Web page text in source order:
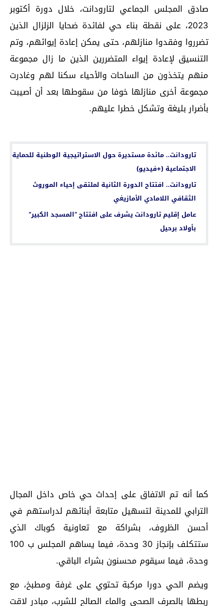
صادق المجلس الجماعي لتارودانت، خلال دورة أكتوبر
2023، على نقطة بناء حي لفائدة ضحايا الزلزال الذين
تضرروا وفقدوا منازلهم، حتى يمكن إعادة إيوائهم، وتم
التنسيق لإعادة إيواء المتضررين الذين ما زال مجموعة
منهم يتخذون من الساحات والأحياء سكنا لهم وغادرت
مجموعة أخرى منازلها خوفا من سقوطها بعد أن أصيبت
بأضرار بليغة وتشكل خطرا عليهم.
تارودانت.. مائدة مستديرة حول الاستراتيجية الوطنية للحماية
الاجتماعية (+فيديو)
تارودانت.. افتتاح الدورة الثانية لملتقى إحياء الموروث
الثقافي اللامادي الأمازيغي
عامل إقليم تارودانت يشرف على افتتاح “المسجد الكبير”
بأولاد برحيل
كما أنه تم الاتفاق على إحداث حي خاص داخل المجال
الترابي للمدينة لتسهيل متابعة أبنائهم لدراستهم في
أحسن الظروف، بشراكة مع تعاونية كوباك الذي
ستتكلف بإنجاز 30 وحدة، فيما يساهم المجلس ب 100
وحدة، فيما سيقوم محسنون بشراء الباقي.
ويضم الحي دورا مركبة تحتوي على غرفة ومطبخ، مع
ربطها بالصرف الصحي والماء الصالح للشرب، مبادر لاقت